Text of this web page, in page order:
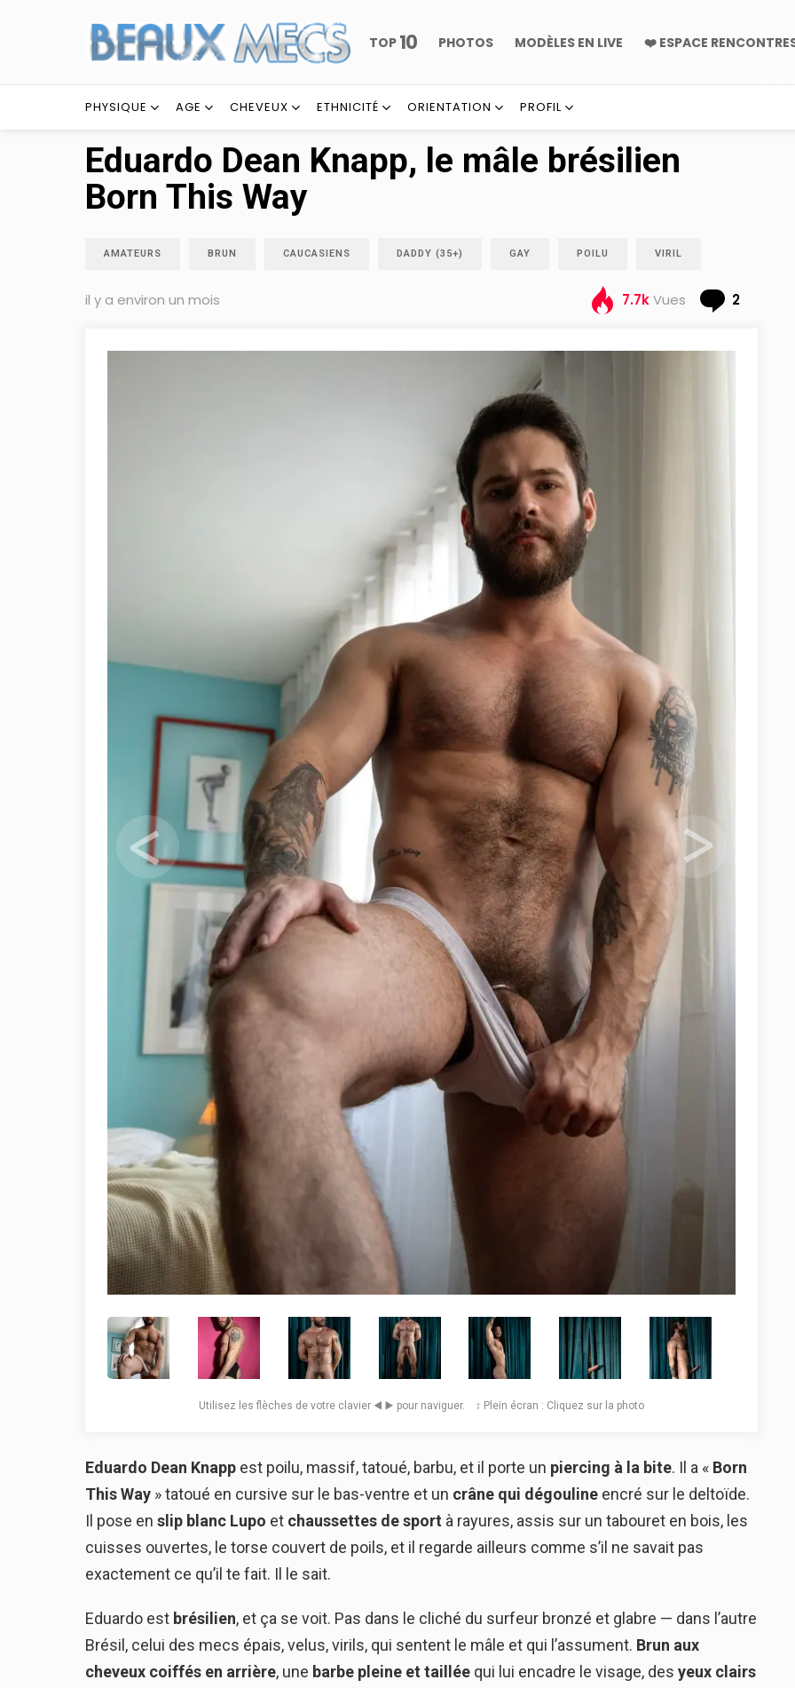
TOP 10 PHOTOS MODÈLES EN LIVE ❤️ ESPACE
PHYSIQUE AGE CHEVEUX ETHNICITÉ ORIENTATION PROFIL
Eduardo Dean Knapp, le mâle brésilien
Born This Way
AMATEURS BRUN CAUCASIENS DADDY (35+) GAY POILU VIRIL
il y a environ un mois 7.7kVues 2
Utilisez les flèches de votre clavier ◀️ ▶️ pour naviguer. ↕️ Plein écran : Cliquez sur la photo
Eduardo Dean Knapp est poilu, massif, tatoué, barbu, et il porte un piercing à la bite. Il a « Born
This Way » tatoué en cursive sur le bas-ventre et un crâne qui dégouline encré sur le deltoïde.
Il pose en slip blanc Lupo et chaussettes de sport à rayures, assis sur un tabouret en bois, les
cuisses ouvertes, le torse couvert de poils, et il regarde ailleurs comme s’il ne savait pas
exactement ce qu’il te fait. Il le sait.
Eduardo est brésilien, et ça se voit. Pas dans le cliché du surfeur bronzé et glabre — dans l’autre
Brésil, celui des mecs épais, velus, virils, qui sentent le mâle et qui l’assument. Brun aux
cheveux coiffés en arrière, une barbe pleine et taillée qui lui encadre le visage, des yeux clairs